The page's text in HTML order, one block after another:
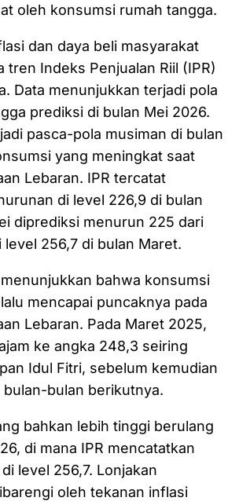
oleh konsumsi rumah tangga.
dan daya beli masyarakat
tren Indeks Penjualan Riil (IPR)
Data menunjukkan terjadi pola
prediksi di bulan Mei 2026.
pasca-pola musiman di bulan
yang meningkat saat
Lebaran. IPR tercatat
di level 226,9 di bulan
diprediksi menurun 225 dari
256,7 di bulan Maret.
bahwa konsumsi
mencapai puncaknya pada
Lebaran. Pada Maret 2025,
ke angka 248,3 seiring
Idul Fitri, sebelum kemudian
bulan-bulan berikutnya.
bahkan lebih tinggi berulang
di mana IPR mencatatkan
level 256,7. Lonjakan
oleh tekanan inflasi